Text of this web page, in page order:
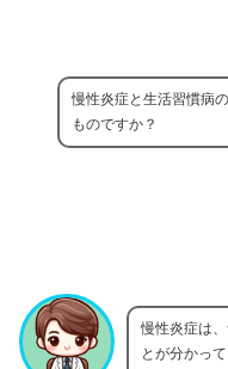
慢性炎症と生活習慣病
ものですか？
慢性炎症は
とが分かっ